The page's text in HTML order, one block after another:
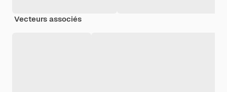
Vecteurs associés